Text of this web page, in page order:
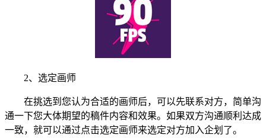
2、选定画师
在挑选到您认为合适的画师后，可以先联系对方，简单沟
通一下您大体期望的稿件内容和效果。如果双方沟通顺利达成
一致，就可以通过点击选定画师来选定对方加入企划了。